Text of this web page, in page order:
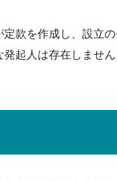
款を作成し、設立
起人は存在しません